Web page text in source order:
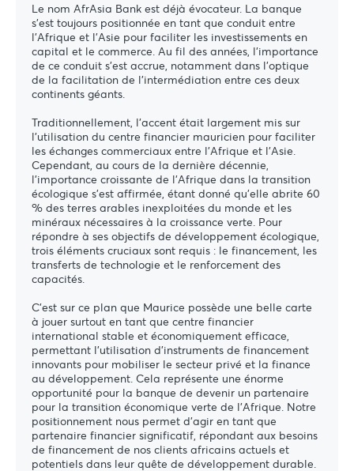
Le nom AfrAsia Bank est déjàévocateur. La banque
s'est toujours positionnée en tant que conduit entre
l'Afrique et l'Asie pour faciliter les investissements en
capital et le commerce. Au fil des années, l'importance
de ce conduit s'est accrue, notamment dans l’optique
de la facilitation de l'intermédiation entre ces deux
continents géants.
Traditionnellement, l'accent était largement mis sur
l'utilisation du centre financier mauricien pour faciliter
les échanges commerciaux entre l'Afrique et l'Asie.
Cependant, au cours de la dernière décennie,
l'importance croissante de l'Afrique dans la transition
écologique s'est affirmée, étant donné qu'elle abrite 60
% des terres arables inexploitées du monde et les
minéraux nécessaires à la croissance verte. Pour
répondre à ses objectifs de développement écologique,
trois éléments cruciaux sont requis : le financement, les
transferts de technologie et le renforcement des
capacités.
C’est sur ce plan que Maurice possède une belle carte
à jouer surtout en tant que centre financier
international stable et économiquement efficace,
permettant l'utilisation d'instruments de financement
innovants pour mobiliser le secteur privé et la finance
au développement. Cela représente une énorme
opportunité pour la banque de devenir un partenaire
pour la transition économique verte de l'Afrique. Notre
positionnement nous permet d'agir en tant que
partenaire financier significatif, répondant aux besoins
de financement de nos clients africains actuels et
potentiels dans leur quête de développement durable.